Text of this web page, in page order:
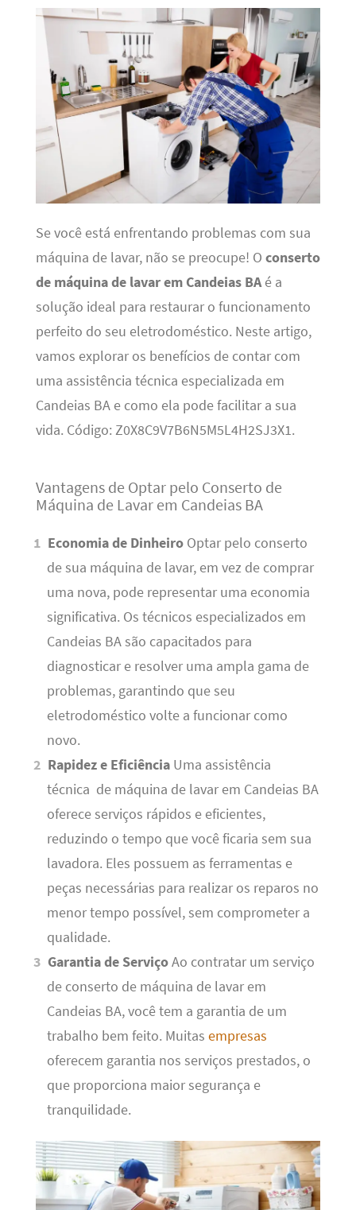
Se você está enfrentando problemas com sua
máquina de lavar, não se preocupe! O conserto
de máquina de lavar em Candeias BAé a
solução ideal para restaurar o funcionamento
perfeito do seu eletrodoméstico. Neste artigo,
vamos explorar os benefícios de contar com
uma assistência técnica especializada em
Candeias BA e como ela pode facilitar a sua
vida. Código: Z0X8C9V7B6N5M5L4H2SJ3X1.
Vantagens de Optar pelo Conserto de
Máquina de Lavar em Candeias BA
Economia de Dinheiro Optar pelo conserto
de sua máquina de lavar, em vez de comprar
uma nova, pode representar uma economia
significativa. Os técnicos especializados em
Candeias BA são capacitados para
diagnosticar e resolver uma ampla gama de
problemas, garantindo que seu
eletrodoméstico volte a funcionar como
novo.
Rapidez e Eficiência Uma assistência
técnica de máquina de lavar em Candeias BA
oferece serviços rápidos e eficientes,
reduzindo o tempo que você ficaria sem sua
lavadora. Eles possuem as ferramentas e
peças necessárias para realizar os reparos no
menor tempo possível, sem comprometer a
qualidade.
Garantia de ServiçoAo contratar um serviço
de conserto de máquina de lavar em
Candeias BA, você tem a garantia de um
trabalho bem feito. Muitas empresas
oferecem garantia nos serviços prestados, o
que proporciona maior segurança e
tranquilidade.